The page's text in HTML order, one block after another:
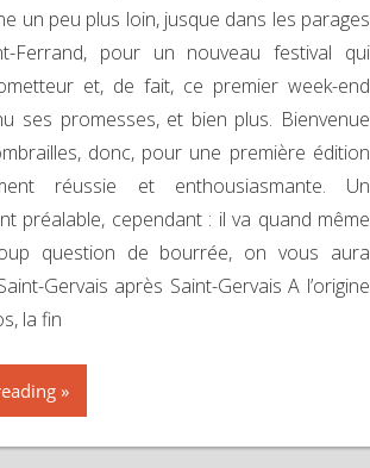
un peu plus loin, jusque dans les parages
Ferrand, pour un nouveau festival qui
et, de fait, ce premier week-end
ses promesses, et bien plus. Bienvenue
donc, pour une première édition
réussie et enthousiasmante. Un
préalable, cependant : il va quand même
question de bourrée, on vous aura
Gervais après Saint-Gervais A l’origine
la fin